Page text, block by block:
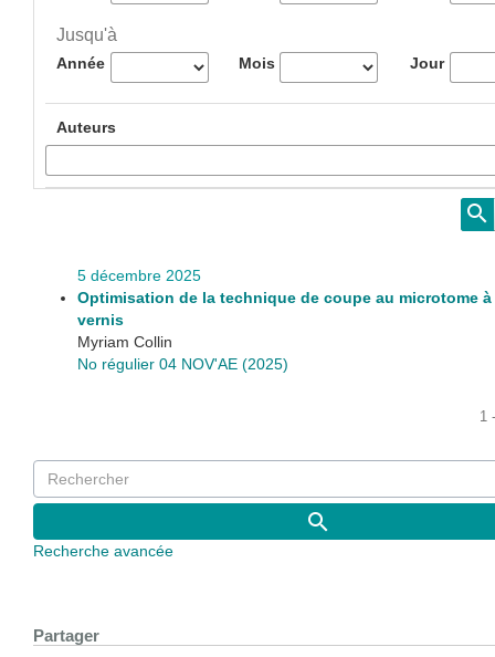
Jusqu'à
Année Mois Jour
Auteurs
5 décembre 2025
Optimisation de la technique de coupe au microtome à
vernis
Myriam Collin
No régulier 04 NOV'AE (2025)
1
Recherche avancée
Partager